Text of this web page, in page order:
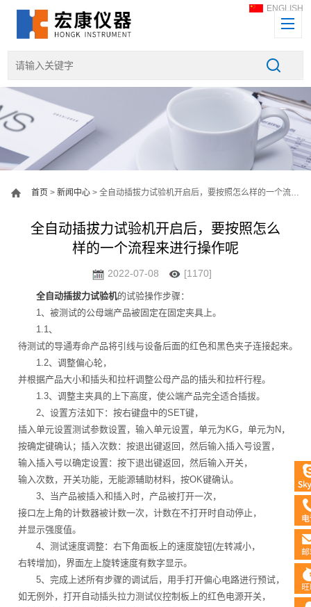
ENGLISH
首页 >新闻中心 > 全自动插拔力试验机开启后，要按照怎么样的一个流程来进行操作呢
全自动插拔力试验机开启后，要按照怎么
样的一个流程来进行操作呢
2022-07-08 [1170]
全自动插拔力试验机的试验操作步骤：
1、被测试的公母端产品被固定在固定夹具上。
1.1、
待测试的导通寿命产品将引线与设备后面的红色和黑色夹子连接起来。
1.2、调整偏心轮，
并根据产品大小和插头和拉杆调整公母产品的插头和拉杆行程。
1.3、调整主夹具的上下高度，使公端产品完全适合插拔。
2、设置方法如下：按右键盘中的SET键，
插入单元设置测试参数设置，输入单元设置，单元为KG，单元为N，
按确定键确认；插入次数：按退出键返回，然后输入插入号设置，
输入插入号以确定设置：按下退出键返回，然后输入开关，
输入次数，开关功能，无能源辅助材料，按OK键确认。
3、当产品被插入和插入时，产品被打开一次，
接口左上角的计数器被计数一次，计数在不打开时自动停止，
并显示强度值。
4、测试速度调整：右下角面板上的速度旋钮(左转减小，
右转增加)，界面左上旋转速度有数字显示。
5、完成上述所有步骤的调试后，用手打开偏心电路进行预试，
如无例外，打开自动插头拉力测试仪控制板上的红色电源开关，